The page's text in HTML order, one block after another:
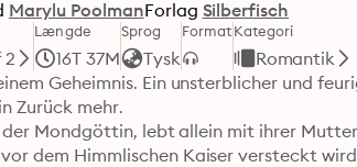
Marylu PoolmanForlag Silberfisch
2
Længde
16T 37M
Sprog
Tysk
FormatKategori
Romantik
Geheimnis. Ein unsterblicher und
Zurück mehr.
Mondgöttin, lebt allein mit ihrer
dem Himmlischen Kaiser versteckt